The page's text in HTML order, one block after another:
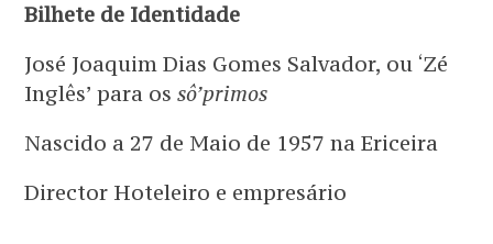
Bilhete de Identidade
José Joaquim Dias Gomes Salvador, ou ‘Zé
Inglês’ para ossô’primos
Nascido a 27 de Maio de 1957 na Ericeira
Director Hoteleiro e empresário